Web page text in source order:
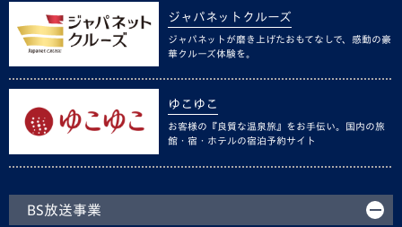
ジャパネットクルーズ
ジャパネットが磨き上げたおもてなしで、感動の豪
華クルーズ体験を。
ゆこゆこ
お客様の『良質な温泉旅』をお手伝い。国内の旅
館・宿・ホテルの宿泊予約サイト
BS放送事業